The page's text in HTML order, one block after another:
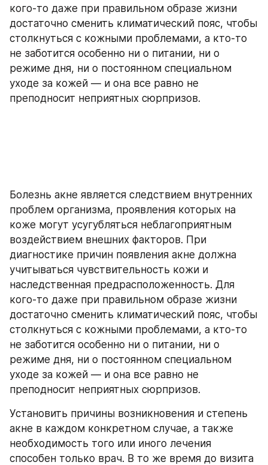
кого-то даже при правильном образе жизни
достаточно сменить климатический пояс, чтобы
столкнуться с кожными проблемами, а кто-то
не заботится особенно ни о питании, ни о
режиме дня, ни о постоянном специальном
уходе за кожей — и она все равно не
преподносит неприятных сюрпризов.
Болезнь акне является следствием внутренних
проблем организма, проявления которых на
коже могут усугубляться неблагоприятным
воздействием внешних факторов. При
диагностике причин появления акне должна
учитываться чувствительность кожи и
наследственная предрасположенность. Для
кого-то даже при правильном образе жизни
достаточно сменить климатический пояс, чтобы
столкнуться с кожными проблемами, а кто-то
не заботится особенно ни о питании, ни о
режиме дня, ни о постоянном специальном
уходе за кожей — и она все равно не
преподносит неприятных сюрпризов.
Установить причины возникновения и степень
акне в каждом конкретном случае, а также
необходимость того или иного лечения
способен только врач. В то же время до визита